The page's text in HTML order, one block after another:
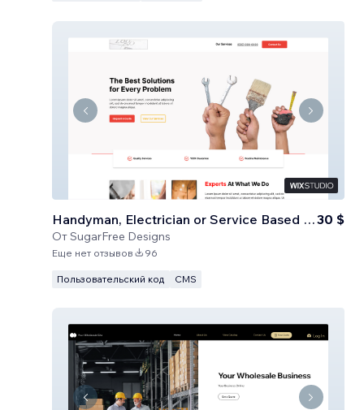
Handyman, Electrician or Service Based Business
ОтSugarFree Designs
30 $
Еще нет отзывов 96
Пользовательский код CMS